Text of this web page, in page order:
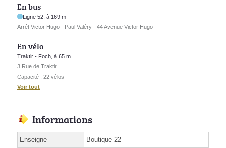
En bus
Ligne 52, à 169 m
Arrêt Victor Hugo - Paul Valéry - 44 Avenue Victor Hugo
En vélo
Traktir - Foch, à 65 m
3 Rue de Traktir
Capacité : 22 vélos
Voir tout
Informations
Enseigne Boutique 22